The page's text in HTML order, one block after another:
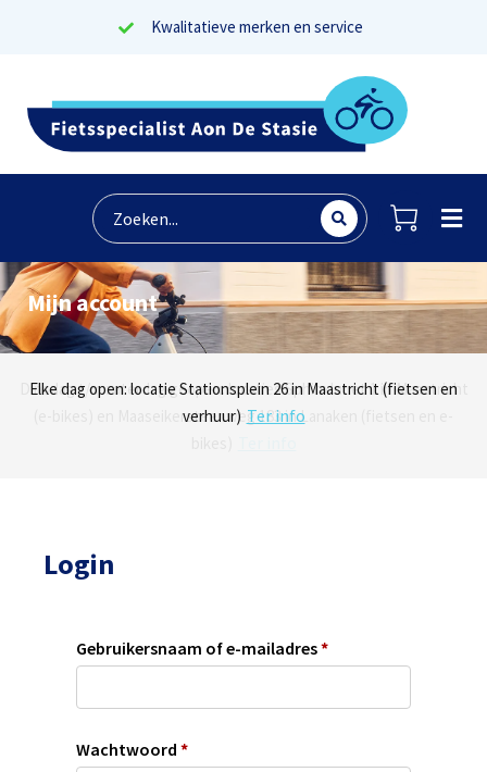
Kwalitatieve merken en service
Mijn account
Dinsdag t/m zaterdag geopen: locaties Sphinxlunet 1 in Maastricht
(e-bikes) en Maaseikersteenweg 183 in Lanaken (fietsen en e-
Elke dag open: locatie Stationsplein 26 in Maastricht (fietsen en
verhuur) Ter info
Onze missie? Tevreden klanten! Lees reviews
Login
Gebruikersnaam of e-mailadres*
Wachtwoord *